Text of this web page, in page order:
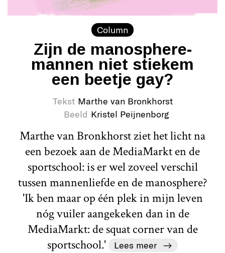
Column
Zijn de manosphere-
mannen niet stiekem
een beetje gay?
Tekst Marthe van Bronkhorst
Beeld Kristel Peijnenborg
Marthe van Bronkhorst ziet het licht na
een bezoek aan de MediaMarkt en de
sportschool: is er wel zoveel verschil
tussen mannenliefde en de manosphere?
'Ik ben maar op één plek in mijn leven
nóg vuiler aangekeken dan in de
MediaMarkt: de squat corner van de
sportschool.'
Lees meer